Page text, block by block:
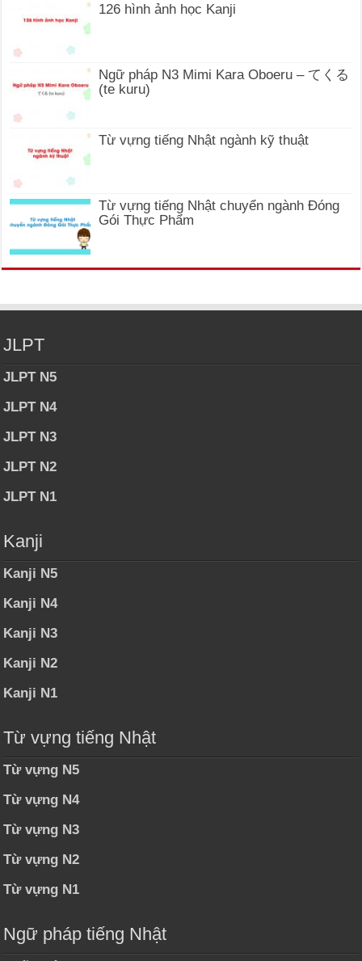
126 hình ảnh học Kanji
Ngữ pháp N3 Mimi Kara Oboeru – てくる
(te kuru)
Từ vựng tiếng Nhật ngành kỹ thuật
Từ vựng tiếng Nhật chuyển ngành Đóng
Gói Thực Phẩm
JLPT
JLPT N5
JLPT N4
JLPT N3
JLPT N2
JLPT N1
Kanji
Kanji N5
Kanji N4
Kanji N3
Kanji N2
Kanji N1
Từ vựng tiếng Nhật
Từ vựng N5
Từ vựng N4
Từ vựng N3
Từ vựng N2
Từ vựng N1
Ngữ pháp tiếng Nhật